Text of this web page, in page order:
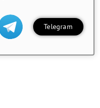
Telegram